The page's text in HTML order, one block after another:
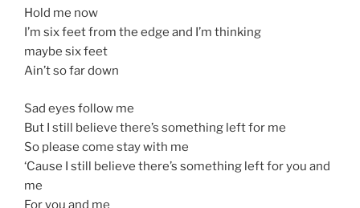
Hold me now
I’m six feet from the edge and I’m thinking
maybe six feet
Ain’t so far down
Sad eyes follow me
But I still believe there’s something left for me
So please come stay with me
‘Cause I still believe there’s something left for you and
me
For you and me